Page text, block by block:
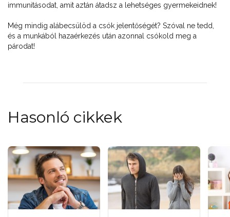
immunitásodat, amit aztán átadsz a lehetséges gyermekeidnek!
Még mindig alábecsülöd a csók jelentőségét? Szóval ne tedd,
és a munkából hazaérkezés után azonnal csókold meg a
párodat!
Hasonló cikkek